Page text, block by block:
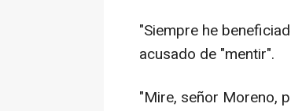
"Siempre he
acusado de "mentir".
"Mire, señor Moreno,